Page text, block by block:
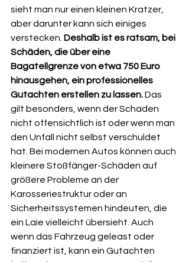
sieht man nur einen kleinen Kratzer,
aber darunter kann sich einiges
verstecken. Deshalb ist es ratsam, bei
Schäden, die über eine
Bagatellgrenze von etwa 750 Euro
hinausgehen, ein professionelles
Gutachten erstellen zu lassen. Das
gilt besonders, wenn der Schaden
nicht offensichtlich ist oder wenn man
den Unfall nicht selbst verschuldet
hat. Bei modernen Autos können auch
kleinere Stoßfänger-Schäden auf
größere Probleme an der
Karosseriestruktur oder an
Sicherheitssystemen hindeuten, die
ein Laie vielleicht übersieht. Auch
wenn das Fahrzeug geleast oder
finanziert ist, kann ein Gutachten